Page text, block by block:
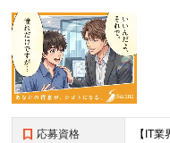
応募資格